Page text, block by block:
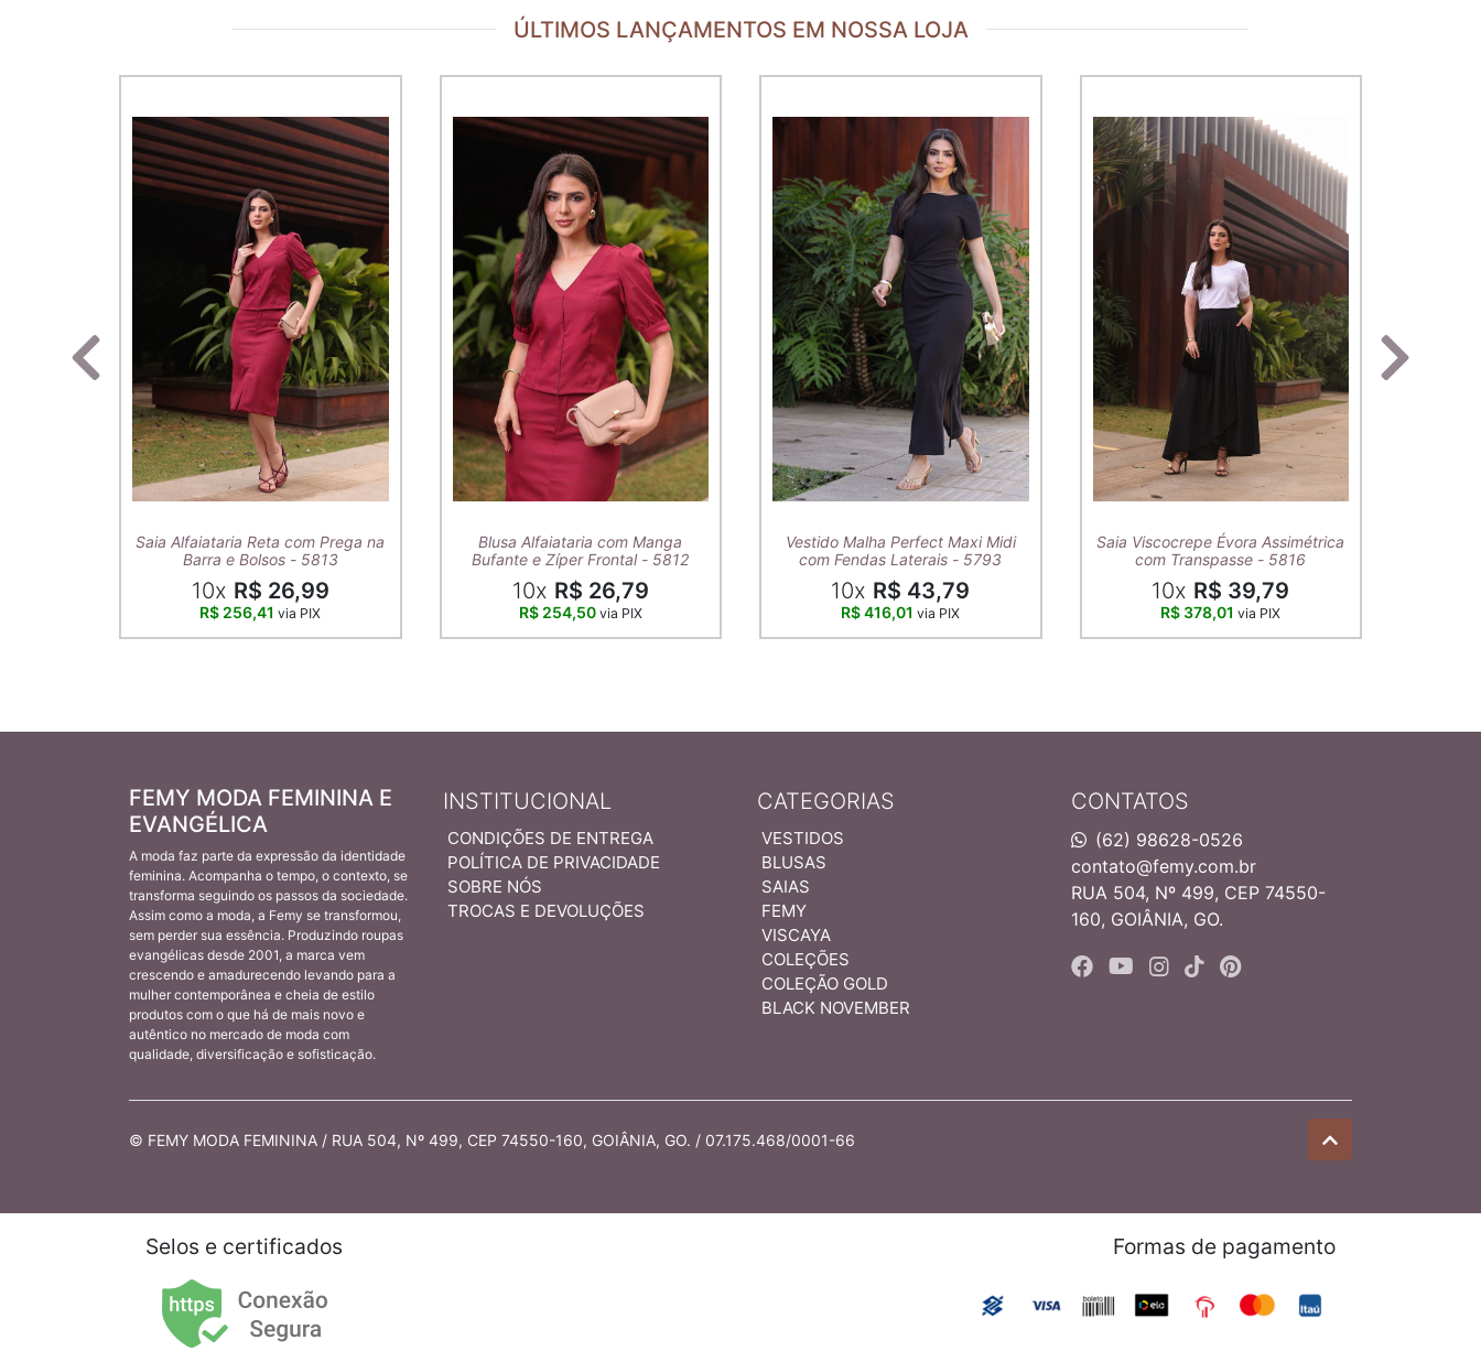
ÚLTIMOS LANÇAMENTOS EM NOSSA LOJA
Saia Alfaiataria Reta com Prega na
Barra e Bolsos - 5813
10x R$ 26,99
R$ 256,41via PIX
Blusa Alfaiataria com Manga
Bufante e Zíper Frontal - 5812
10x R$ 26,79
R$ 254,50 via PIX
Vestido Malha Perfect Maxi Midi
com Fendas Laterais - 5793
10x R$ 43,79
R$ 416,01via PIX
Saia Viscocrepe Évora Assimétrica
com Transpasse - 5816
10x R$ 39,79
R$ 378,01via PIX
CONTATOS
(62) 98628-0526
contato@femy.com.br
RUA 504, Nº 499, CEP 74550-
160, GOIÂNIA, GO.
INSTITUCIONAL
CONDIÇÕES DE ENTREGA
POLÍTICA DE PRIVACIDADE
SOBRE NÓS
TROCAS E DEVOLUÇÕES
CATEGORIAS
VESTIDOS
BLUSAS
SAIAS
FEMY
VISCAYA
COLEÇÕES
COLEÇÃO GOLD
BLACK NOVEMBER
FEMY MODA FEMININA E
EVANGÉLICA
A moda faz parte da expressão da identidade
feminina. Acompanha o tempo, o contexto, se
transforma seguindo os passos da sociedade.
Assim como a moda, a Femy se transformou,
sem perder sua essência. Produzindo roupas
evangélicas desde 2001, a marca vem
crescendo e amadurecendo levando para a
mulher contemporânea e cheia de estilo
produtos com o que há de mais novo e
autêntico no mercado de moda com
qualidade, diversificação e sofisticação.
© FEMY MODA FEMININA / RUA 504, Nº 499, CEP 74550-160, GOIÂNIA, GO. / 07.175.468/0001-66
Selos e certificados Formas de pagamento